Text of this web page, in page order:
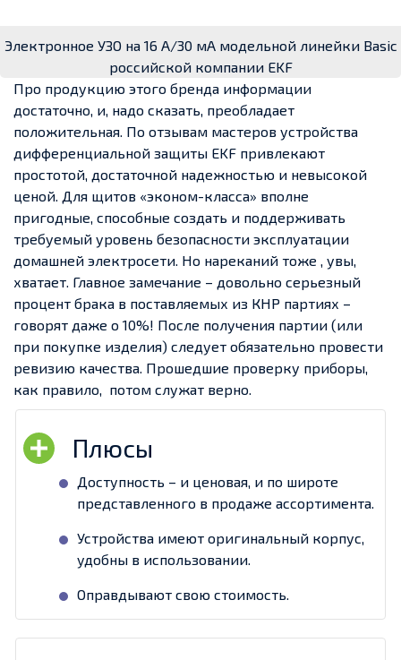
Электронное УЗО на 16 А/30 мА модельной линейки Basic
российской компании EKF
Про продукцию этого бренда информации
достаточно, и, надо сказать, преобладает
положительная. По отзывам мастеров устройства
дифференциальной защиты EKF привлекают
простотой, достаточной надежностью и невысокой
ценой. Для щитов «эконом-класса» вполне
пригодные, способные создать и поддерживать
требуемый уровень безопасности эксплуатации
домашней электросети. Но нареканий тоже , увы,
хватает. Главное замечание – довольно серьезный
процент брака в поставляемых из КНР партиях –
говорят даже о 10%! После получения партии (или
при покупке изделия) следует обязательно провести
ревизию качества. Прошедшие проверку приборы,
как правило, потом служат верно.
Доступность – и ценовая, и по широте
представленного в продаже ассортимента.
Устройства имеют оригинальный корпус,
удобны в использовании.
Оправдывают свою стоимость.